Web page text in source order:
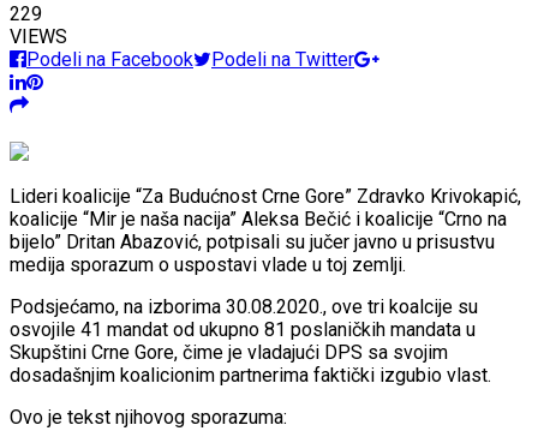
229
VIEWS
Podeli na Facebook
Podeli na Twitter
Lideri koalicije “Za Budućnost Crne Gore” Zdravko Krivokapić,
koalicije “Mir je naša nacija” Aleksa Bečić i koalicije “Crno na
bijelo” Dritan Abazović, potpisali su jučer javno u prisustvu
medija sporazum o uspostavi vlade u toj zemlji.
Podsjećamo, na izborima 30.08.2020., ove tri koalcije su
osvojile 41 mandat od ukupno 81 poslaničkih mandata u
Skupštini Crne Gore, čime je vladajući DPS sa svojim
dosadašnjim koalicionim partnerima faktički izgubio vlast.
Ovo je tekst njihovog sporazuma: